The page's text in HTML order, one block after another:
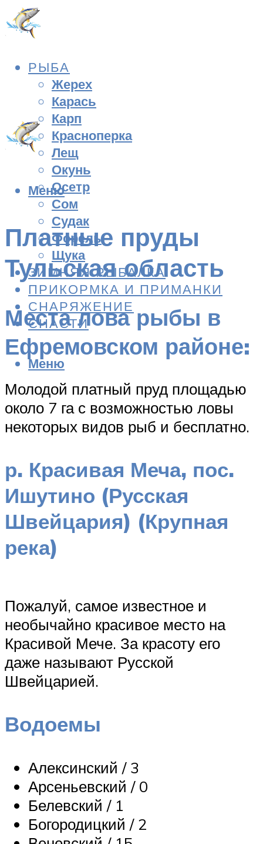
РЫБА
Жерех
Карась
Карп
Красноперка
Лещ
Окунь
Осетр
Сом
Судак
Форель
Щука
ЗИМНЯЯ РЫБАЛКА
ПРИКОРМКА И ПРИМАНКИ
СНАРЯЖЕНИЕ
СНАСТИ
Меню
Меню
Платные пруды
Тульская область
Места лова рыбы в
Ефремовском районе:
Молодой платный пруд площадью
около 7 га с возможностью ловы
некоторых видов рыб и бесплатно.
р. Красивая Меча, пос.
Ишутино (Русская
Швейцария) (Крупная
река)
Пожалуй, самое известное и
необычайно красивое место на
Красивой Мече. За красоту его
даже называют Русской
Швейцарией.
Водоемы
Алексинский / 3
Арсеньевский / 0
Белевский / 1
Богородицкий / 2